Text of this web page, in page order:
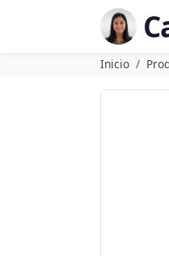
Inicio